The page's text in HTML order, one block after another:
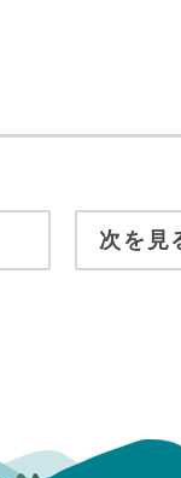
次を見